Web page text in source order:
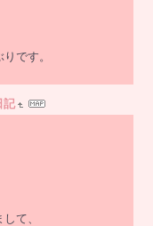
です。
記
て、